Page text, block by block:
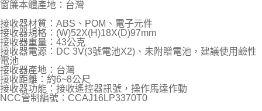
窗簾本體產地：台灣
接收器材質：ABS、POM、電子元件
接收器規格：(W)52X(H)18X(D)97mm
接收器重量：43公克
接收器電源：DC 3V(3號電池X2)、未附贈電池，建議使用鹼性
電池
接收器產地：台灣
接收距離：約6~8公尺
接收器功能：接收遙控器訊號，操作馬達作動
NCC管制編號：CCAJ16LP3370T0